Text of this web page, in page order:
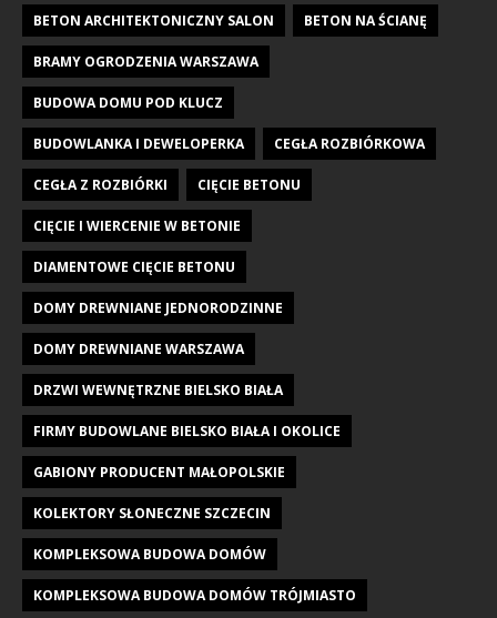
BETON ARCHITEKTONICZNY SALON BETON NA ŚCIANĘ
BRAMY OGRODZENIA WARSZAWA
BUDOWA DOMU POD KLUCZ
BUDOWLANKA I DEWELOPERKA CEGŁA ROZBIÓRKOWA
CEGŁA Z ROZBIÓRKI CIĘCIE BETONU
CIĘCIE I WIERCENIE W BETONIE
DIAMENTOWE CIĘCIE BETONU
DOMY DREWNIANE JEDNORODZINNE
DOMY DREWNIANE WARSZAWA
DRZWI WEWNĘTRZNE BIELSKO BIAŁA
FIRMY BUDOWLANE BIELSKO BIAŁA I OKOLICE
GABIONY PRODUCENT MAŁOPOLSKIE
KOLEKTORY SŁONECZNE SZCZECIN
KOMPLEKSOWA BUDOWA DOMÓW
KOMPLEKSOWA BUDOWA DOMÓW TRÓJMIASTO